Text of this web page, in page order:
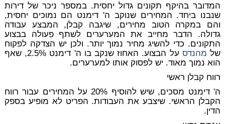
המדובר בהיקף תקונים גדול יחסית. במספר ניכר של דירות
שנבנו ביחד. המחירים שנוקב ה' דימנט הם נמוכים יחסית,
והם במקרה הטוב מחירים, שיגבה קבלן, המבצע עבודה
גדולה. הדבר מחייב את המערערים לשתף פעולה בבצוע
התקונים. כדי להשיג מחיר נמוך יותר. ולכן יש הצדקה לפקוח
של מהנדס
על הבצוע. האחוז שנקב בו ה' דימנט 2.5%, שאף
הוא נמוך מאוד. יש לפסוק אותו למערערים.
רווח קבלן ראשי
ה' דימנט מסכים, שיש להוסיף 20% על המחירים עבור רווח
הקבלן הראשי. שיצבע את העבודות. הפריט לא מופיע בספק
הדין.